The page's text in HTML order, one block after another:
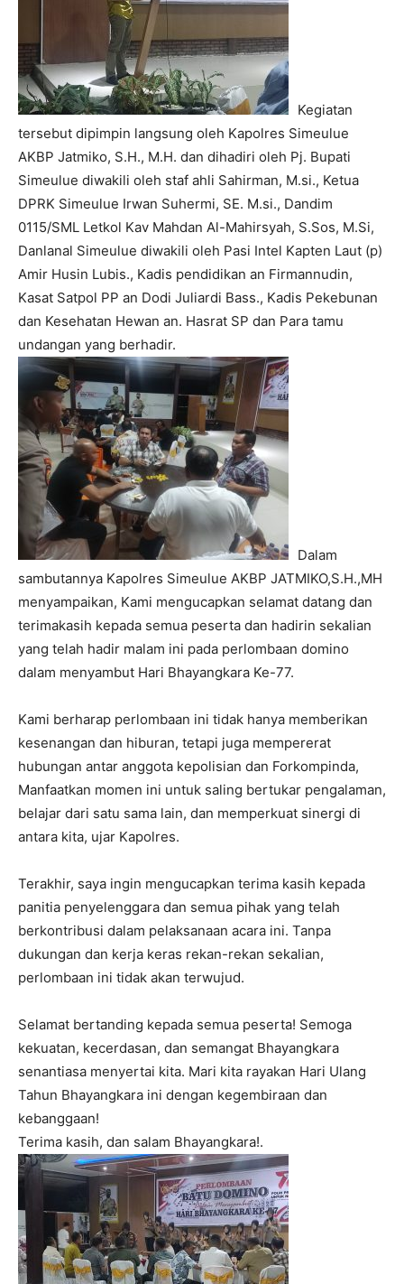
Kegiatan
tersebut dipimpin langsung oleh Kapolres Simeulue
AKBP Jatmiko, S.H., M.H. dan dihadiri oleh Pj. Bupati
Simeulue diwakili oleh staf ahli Sahirman, M.si., Ketua
DPRK Simeulue Irwan Suhermi, SE. M.si., Dandim
0115/SML Letkol Kav Mahdan Al-Mahirsyah, S.Sos, M.Si,
Danlanal Simeulue diwakili oleh Pasi Intel Kapten Laut (p)
Amir Husin Lubis., Kadis pendidikan an Firmannudin,
Kasat Satpol PP an Dodi Juliardi Bass., Kadis Pekebunan
dan Kesehatan Hewan an. Hasrat SP dan Para tamu
undangan yang berhadir.
Dalam
sambutannya Kapolres Simeulue AKBP JATMIKO,S.H.,MH
menyampaikan, Kami mengucapkan selamat datang dan
terimakasih kepada semua peserta dan hadirin sekalian
yang telah hadir malam ini pada perlombaan domino
dalam menyambut Hari Bhayangkara Ke-77.
Kami berharap perlombaan ini tidak hanya memberikan
kesenangan dan hiburan, tetapi juga mempererat
hubungan antar anggota kepolisian dan Forkompinda,
Manfaatkan momen ini untuk saling bertukar pengalaman,
belajar dari satu sama lain, dan memperkuat sinergi di
antara kita, ujar Kapolres.
Terakhir, saya ingin mengucapkan terima kasih kepada
panitia penyelenggara dan semua pihak yang telah
berkontribusi dalam pelaksanaan acara ini. Tanpa
dukungan dan kerja keras rekan-rekan sekalian,
perlombaan ini tidak akan terwujud.
Selamat bertanding kepada semua peserta! Semoga
kekuatan, kecerdasan, dan semangat Bhayangkara
senantiasa menyertai kita. Mari kita rayakan Hari Ulang
Tahun Bhayangkara ini dengan kegembiraan dan
kebanggaan!
Terima kasih, dan salam Bhayangkara!.